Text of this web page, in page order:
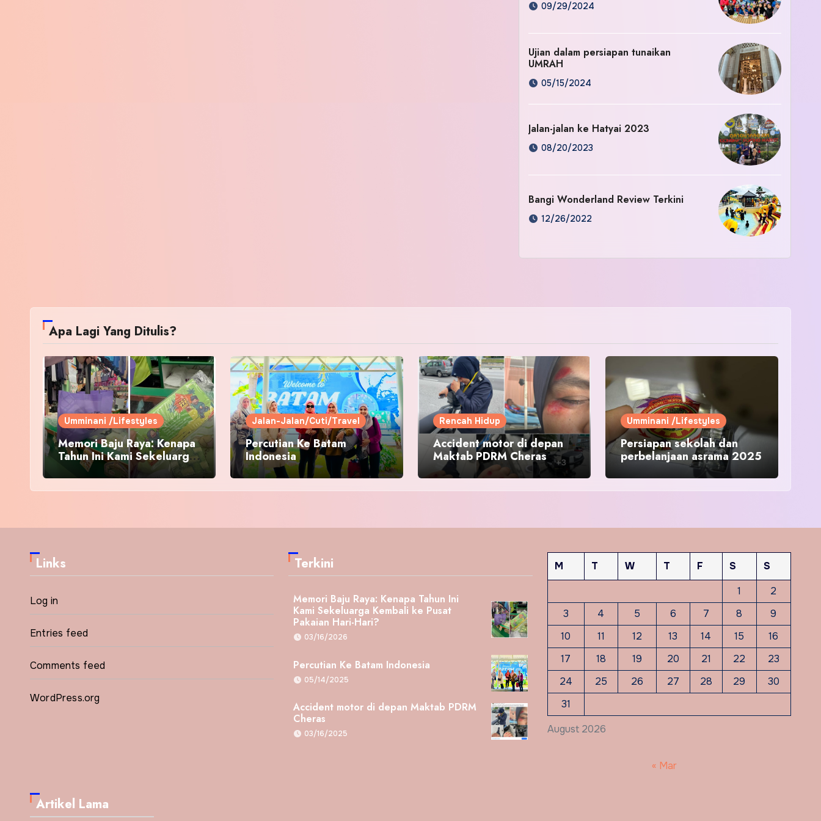
09/29/2024
Ujian dalam persiapan tunaikan
UMRAH
05/15/2024
Jalan-jalan ke Hatyai 2023
08/20/2023
Bangi Wonderland Review Terkini
12/26/2022
Apa Lagi Yang Ditulis?
Umminani /Lifestyles
Memori Baju Raya: Kenapa
Tahun Ini Kami Sekeluarga
Kembali ke Pusat Pakaian
Hari-Hari?
Jalan-Jalan/Cuti/Travel
Percutian Ke Batam
Indonesia
Rencah Hidup
Accident motor di depan
Maktab PDRM Cheras
Umminani /Lifestyles
Persiapan sekolah dan
perbelanjaan asrama 2025
Links
Log in
Entries feed
Comments feed
WordPress.org
Terkini
Memori Baju Raya: Kenapa Tahun Ini
Kami Sekeluarga Kembali ke Pusat
Pakaian Hari-Hari?
03/16/2026
Percutian Ke Batam Indonesia
05/14/2025
Accident motor di depan Maktab PDRM
Cheras
03/16/2025 August 2026
M T W T F S
S
1
2
3
4 5 6 7 8
9
10
11 12 13 14 15
16
17
18 19 20 21 22
23
24
25 26 27 28 29
30
31
« Mar
Artikel Lama